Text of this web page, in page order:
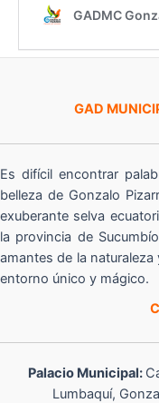
GAD
Es difícil encontrar
belleza de Gonzalo
exuberante selva
la provincia de
amantes de la
entorno único y mágico.
Palacio Municipal:
Lumbaquí,